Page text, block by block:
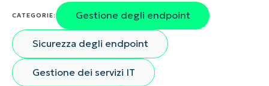
CATEGORIE: Gestione degli endpoint
Sicurezza degli endpoint
Gestione dei servizi IT